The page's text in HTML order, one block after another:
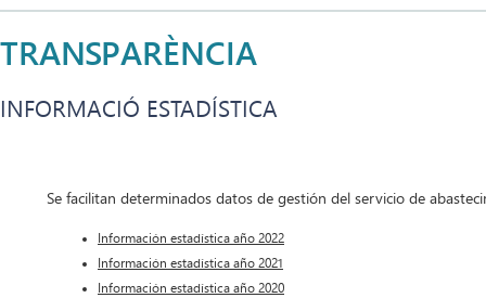
TRANSPARÈNCIA
INFORMACIÓ ESTADÍSTICA
Se facilitan determinados datos de gestión del servicio de
Información estadística año 2022
Información estadística año 2021
Información estadística año 2020